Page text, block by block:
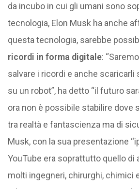
da incubo in cui gli umani sono
tecnologia, Elon Musk ha anche
questa tecnologia, sarebbe
ricordi in forma digitale:
salvare i ricordi e anche scaricarli
su un robot”, ha detto “il futuro
ora non è possibile stabilire dove
tra realtà e fantascienza ma di
Musk, con la sua presentazione
YouTube era soprattutto quello di
molti ingegneri, chirurghi, chimici